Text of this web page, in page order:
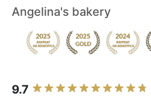
Angelina's bakery
9.7